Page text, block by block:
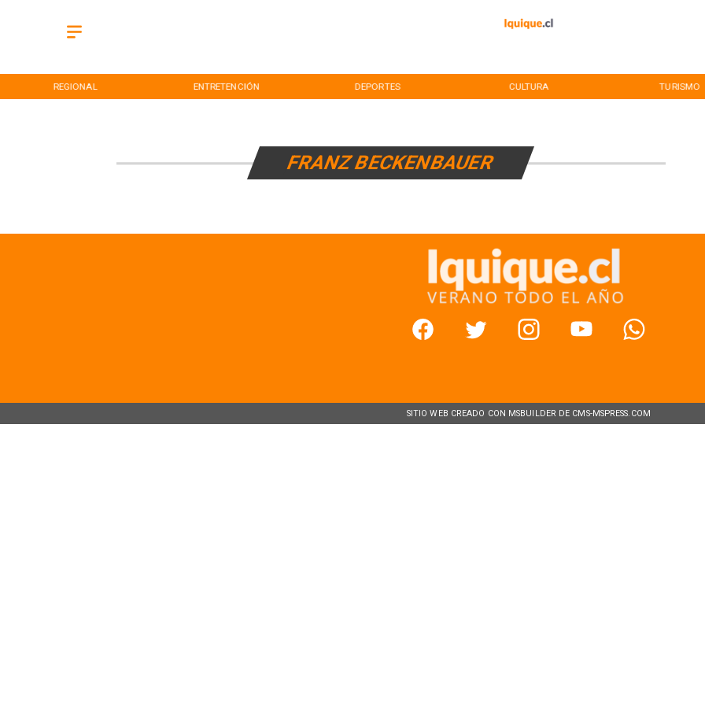
REGIONAL ENTRETENCIÓN DEPORTES CULTURA TURISMO
FRANZ BECKENBAUER
SITIO WEB CREADO CON MSBUILDER DE CMS-MSPRESS.COM